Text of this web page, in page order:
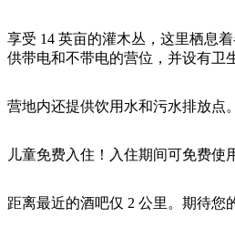
地
区
探
索
行
划
工
具
索:
享受 14 英亩的灌木丛，这里栖息
供带电和不带电的营位，并设有卫
营地内还提供饮用水和污水排放点。
儿童免费入住！入住期间可免费使
距离最近的酒吧仅 2 公里。期待您